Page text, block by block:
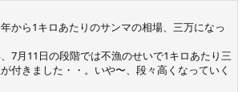
から1キロあたりのサンマの相場、三万になっ
7月11日の段階では不漁のせいで1キロあたり三
付きました・・。いや〜、段々高くなっていく